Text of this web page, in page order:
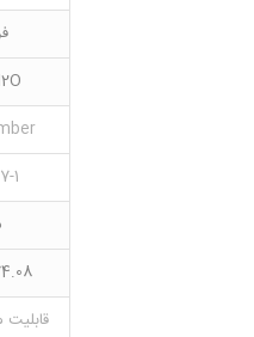
1
g/mol